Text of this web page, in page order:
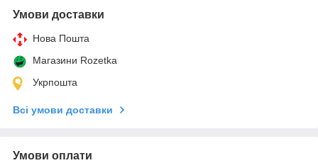
Умови доставки
Нова Пошта
Магазини Rozetka
Укрпошта
Всі умови доставки
Умови оплати